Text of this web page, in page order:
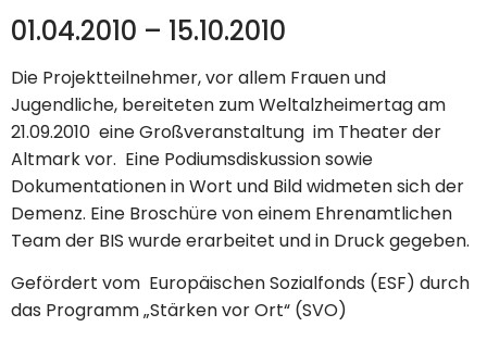
01.04.2010 – 15.10.2010
Die Projektteilnehmer, vor allem Frauen und
Jugendliche, bereiteten zum Weltalzheimertag am
21.09.2010 eine Großveranstaltung im Theater der
Altmark vor. Eine Podiumsdiskussion sowie
Dokumentationen in Wort und Bild widmeten sich der
Demenz. Eine Broschüre von einem Ehrenamtlichen
Team der BIS wurde erarbeitet und in Druck gegeben.
Gefördert vom Europäischen Sozialfonds (ESF) durch
das Programm „Stärken vor Ort“ (SVO)